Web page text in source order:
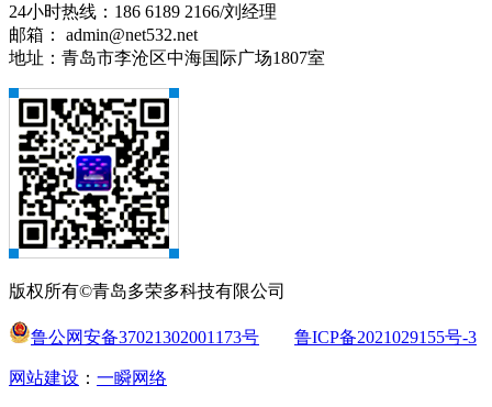
24小时热线：186 6189 2166/刘经理
邮箱： admin@net532.net
地址：青岛市李沧区中海国际广场1807室
版权所有©青岛多荣多科技有限公司
鲁公网安备37021302001173号 鲁ICP备2021029155号-3
网站建设 ： 一瞬网络